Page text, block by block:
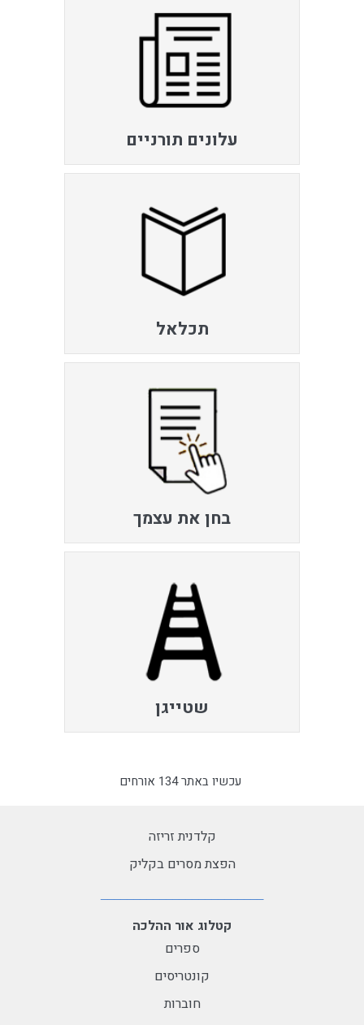
עלונים תורניים
תכלאל
בחן את עצמך
שטייגן
עכשיו באתר 134 אורחים
קלדנית זריזה
הפצת מסרים בקליק
קטלוג אור ההלכה
ספרים
קונטריסים
חוברות